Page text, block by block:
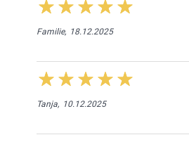
Familie, 18.12.2025
Tanja, 10.12.2025